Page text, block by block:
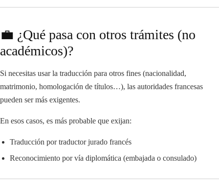
💼 ¿Qué pasa con otros trámites (no
académicos)?
Si necesitas usar la traducción para otros fines (nacionalidad,
matrimonio, homologación de títulos…), las autoridades francesas
pueden ser más exigentes.
En esos casos, es más probable que exijan:
Traducción por traductor jurado francés
Reconocimiento por vía diplomática (embajada o consulado)